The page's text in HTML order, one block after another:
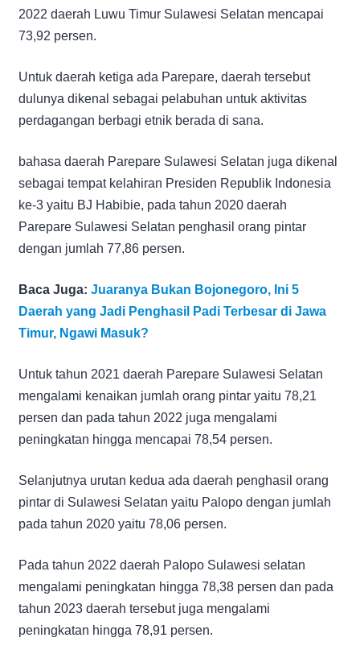
2022 daerah Luwu Timur Sulawesi Selatan mencapai
73,92 persen.
Untuk daerah ketiga ada Parepare, daerah tersebut
dulunya dikenal sebagai pelabuhan untuk aktivitas
perdagangan berbagi etnik berada di sana.
bahasa daerah Parepare Sulawesi Selatan juga dikenal
sebagai tempat kelahiran Presiden Republik Indonesia
ke-3 yaitu BJ Habibie, pada tahun 2020 daerah
Parepare Sulawesi Selatan penghasil orang pintar
dengan jumlah 77,86 persen.
Baca Juga: Juaranya Bukan Bojonegoro, Ini 5
Daerah yang Jadi Penghasil Padi Terbesar di Jawa
Timur, Ngawi Masuk?
Untuk tahun 2021 daerah Parepare Sulawesi Selatan
mengalami kenaikan jumlah orang pintar yaitu 78,21
persen dan pada tahun 2022 juga mengalami
peningkatan hingga mencapai 78,54 persen.
Selanjutnya urutan kedua ada daerah penghasil orang
pintar di Sulawesi Selatan yaitu Palopo dengan jumlah
pada tahun 2020 yaitu 78,06 persen.
Pada tahun 2022 daerah Palopo Sulawesi selatan
mengalami peningkatan hingga 78,38 persen dan pada
tahun 2023 daerah tersebut juga mengalami
peningkatan hingga 78,91 persen.